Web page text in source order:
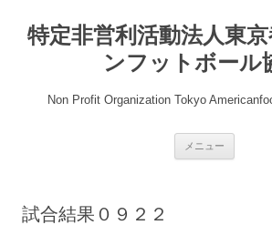
テ
ン
特定非営利活動法人東
ンフットボール
Non Profit Organization Tokyo
メニュー
試合結果０９２２